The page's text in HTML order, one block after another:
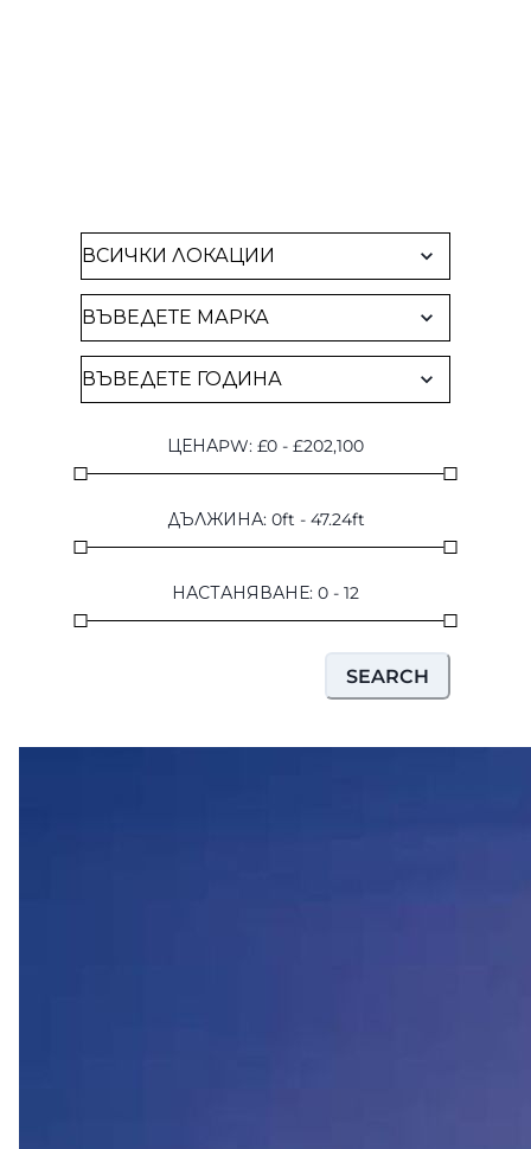
ЦЕНАPW: £0 - £202,100
ДЪЛЖИНА: 0ft - 47.24ft
НАСТАНЯВАНЕ: 0 - 12
SEARCH